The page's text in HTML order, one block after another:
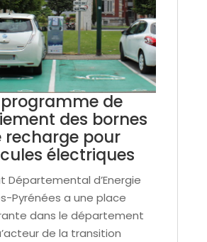
programme de
des bornes
recharge pour
électriques
Départemental d’Energie
Pyrénées a une place
dans le département
de la transition